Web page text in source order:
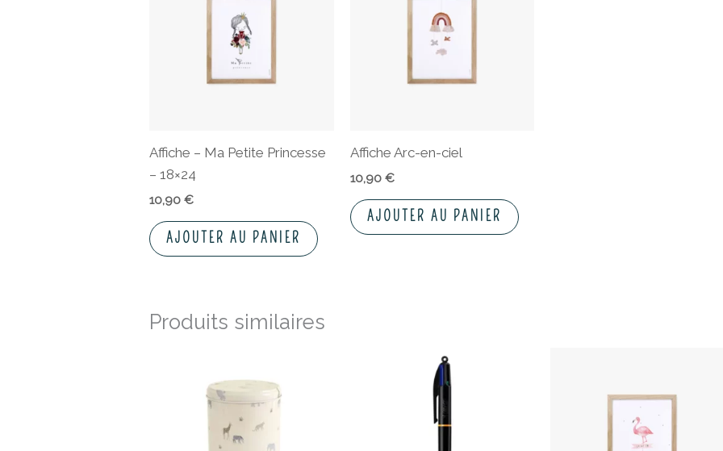
Affiche – Ma Petite Princesse
– 18×24
10,90€
AJOUTER AU PANIER
Affiche Arc-en-ciel
10,90 €
AJOUTER AU PANIER
Produits similaires